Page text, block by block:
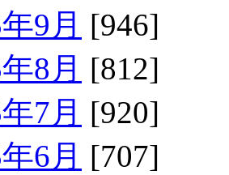
9月 [946]
8月 [812]
7月 [920]
6月 [707]